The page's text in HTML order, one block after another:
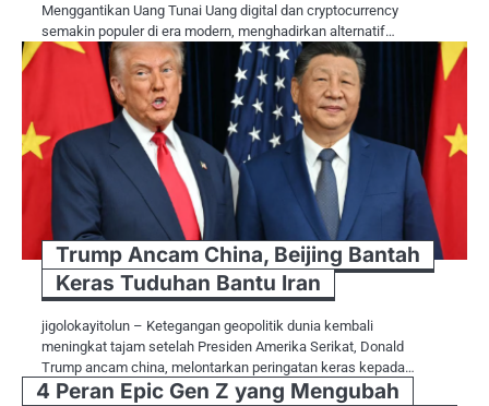
Menggantikan Uang Tunai Uang digital dan cryptocurrency
semakin populer di era modern, menghadirkan alternatif…
Trump Ancam China, Beijing Bantah
Keras Tuduhan Bantu Iran
jigolokayitolun – Ketegangan geopolitik dunia kembali
meningkat tajam setelah Presiden Amerika Serikat, Donald
Trump ancam china, melontarkan peringatan keras kepada…
4 Peran Epic Gen Z yang Mengubah